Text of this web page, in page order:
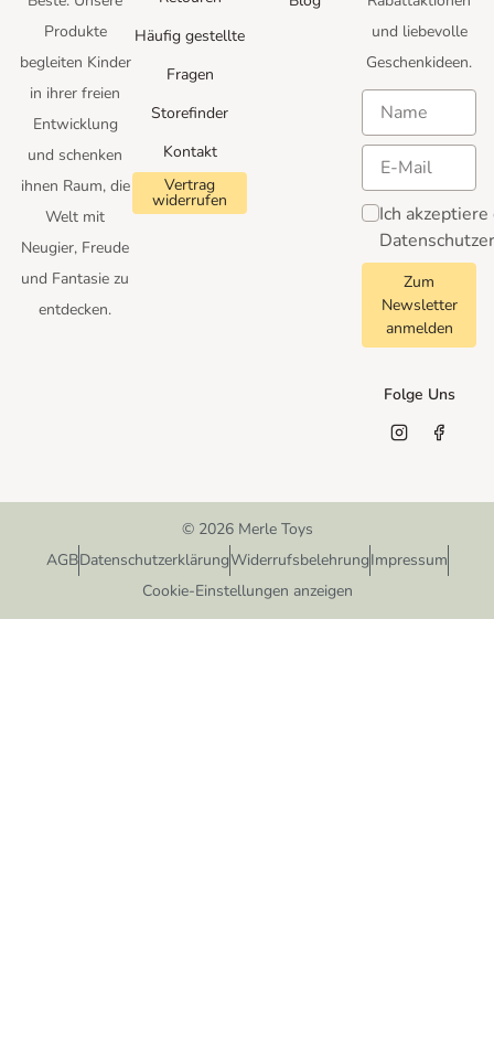
Produkte
begleiten Kinder
in ihrer freien
Entwicklung
und schenken
ihnen Raum, die
Welt mit
Neugier, Freude
und Fantasie zu
entdecken.
Häufig gestellte
Fragen
Storefinder
Kontakt
Vertrag
widerrufen
und liebevolle
Geschenkideen.
Ich akzeptiere
Zum
Newsletter
anmelden
Folge Uns
© 2026 Merle Toys
AGBDatenschutzerklärungWiderrufsbelehrungImpressum
Cookie-Einstellungen anzeigen